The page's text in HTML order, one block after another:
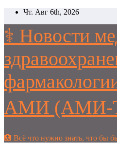
Перейти
содержимому
Чт. Авг 6th, 2026
⚕️ Новости
АМИ (АМИ-
🏥 Всё что нужно знать, что бы